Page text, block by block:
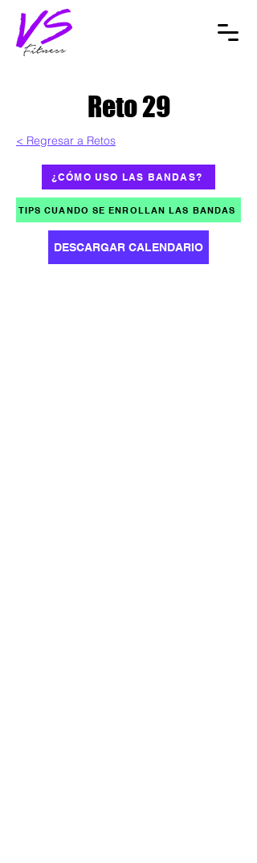
Reto 29
< Regresar a Retos
¿CÓMO USO LAS BANDAS?
TIPS CUANDO SE ENROLLAN LAS BANDAS
DESCARGAR CALENDARIO